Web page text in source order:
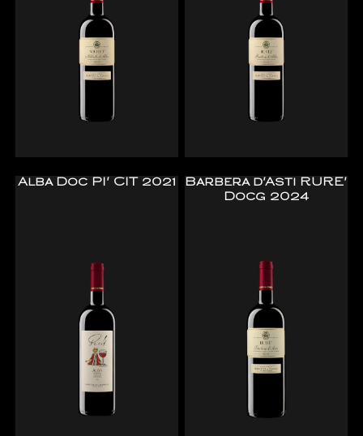
Alba Doc PI' CIT 2021
Barbera d'Asti RURE'
Docg 2024